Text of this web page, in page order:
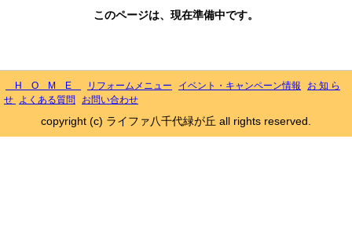
このページは、現在準備中です。
H O M E リフォームメニュー イベント・キャンペーン情報
お 知 ら
せ よくある質問 お問い合わせ
copyright (c) ライファ八千代緑が丘 all rights reserved.